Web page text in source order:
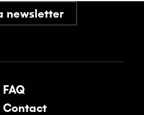
newsletter
FAQ
Contact